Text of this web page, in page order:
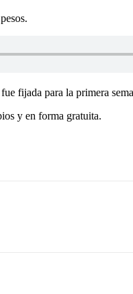
fijada para la primera
y en forma gratuita.